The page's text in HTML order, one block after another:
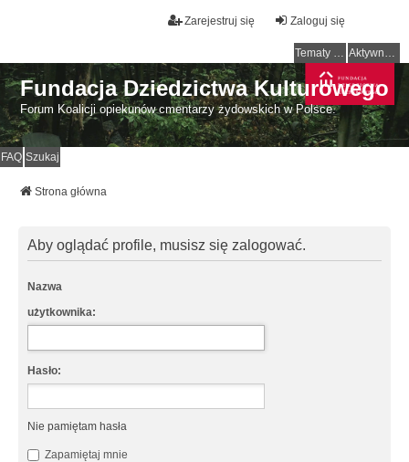
Zaloguj się
Zarejestruj się
Tematy bez odpowiedzi Aktywne tematy
Fundacja Dziedzictwa Kulturowego
Forum Koalicji opiekunów cmentarzy żydowskich w Polsce.
FAQ Szukaj
Strona główna
Aby oglądać profile, musisz się zalogować.
Nazwa
użytkownika:
Hasło:
Nie pamiętam hasła
Zapamiętaj mnie